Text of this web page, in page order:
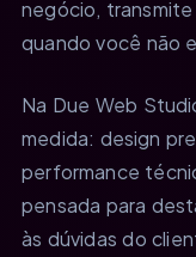
negócio,
quando você não
Na Due Web
medida: design
performance
pensada para
às dúvidas do